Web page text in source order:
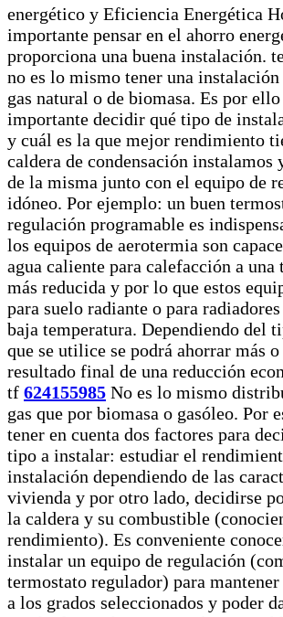
energético y Eficiencia Energética
importante pensar en el ahorro
proporciona una buena instalación.
no es lo mismo tener una instalación
gas natural o de biomasa. Es por ello
importante decidir qué tipo de
y cuál es la que mejor rendimiento
caldera de condensación
de la misma junto con el equipo de
idóneo. Por ejemplo: un buen
regulación programable es
los equipos de aerotermia son
agua caliente para calefacción a una
más reducida y por lo que estos
para suelo radiante o para
baja temperatura. Dependiendo del
que se utilice se podrá ahorrar más
resultado final de una reducción
tf 624155985 No es lo mismo
gas que por biomasa o gasóleo. Por
tener en cuenta dos factores para
tipo a instalar: estudiar el
instalación dependiendo de las
vivienda y por otro lado, decidirse
la caldera y su combustible
rendimiento). Es conveniente
instalar un equipo de regulación
termostato regulador) para
a los grados seleccionados y poder